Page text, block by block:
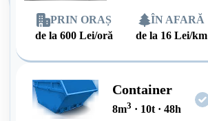
PRIN ORAȘ
de la600 Lei/oră
ÎN AFARĂ
de la 16 Lei/km
Container
8m3 · 10t · 48h